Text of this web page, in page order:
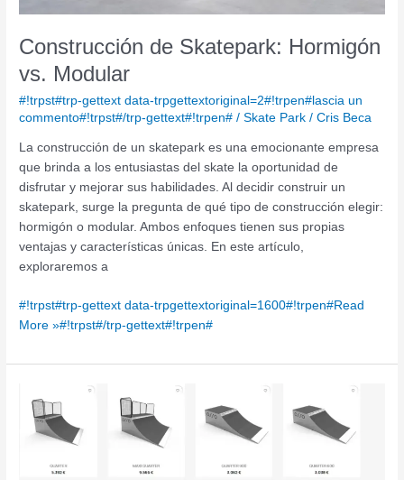
Construcción de Skatepark: Hormigón
vs. Modular
#!trpst#trp-gettext data-trpgettextoriginal=2#!trpen#lascia un
commento#!trpst#/trp-gettext#!trpen# /Skate Park /Cris Beca
La construcción de un skatepark es una emocionante empresa
que brinda a los entusiastas del skate la oportunidad de
disfrutar y mejorar sus habilidades. Al decidir construir un
skatepark, surge la pregunta de qué tipo de construcción elegir:
hormigón o modular. Ambos enfoques tienen sus propias
ventajas y características únicas. En este artículo,
exploraremos a
#!trpst#trp-gettext data-trpgettextoriginal=1600#!trpen#Read
More »#!trpst#/trp-gettext#!trpen#
cuesta
hacer
skatepark